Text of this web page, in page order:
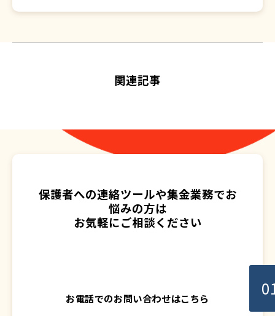
関連記事
保護者への連絡ツールや集金業務でお
悩みの方は
お気軽にご相談ください
お電話でのお問い合わせはこちら